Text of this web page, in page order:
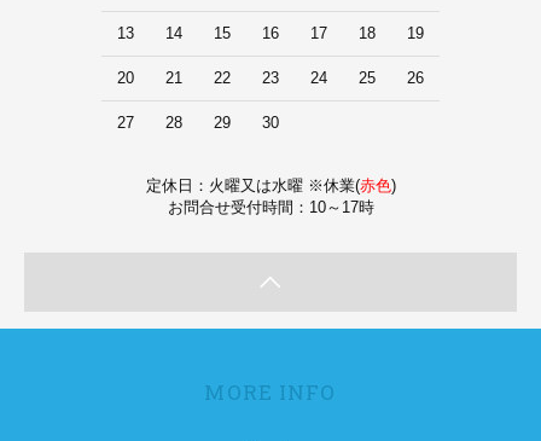
13 14 15 16 17 18 19
20 21 22 23 24 25 26
27 28 29 30
定休日：火曜又は水曜 ※休業(赤色)
お問合せ受付時間：10～17時
MORE INFO